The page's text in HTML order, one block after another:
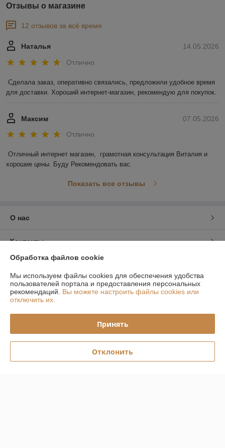
Отзывы о магазине
12 отзывов за всё время
14.05.2026
Наталья
Отлично
Сделала заказ, оперативно связались, предложили удобное время
для доставки. Хороший интернет-магазин, рекомендую для покупок.
07.05.2026
Максим
Отлично
Отличный интернет магазин,  грамотная консультация Виталия и
хорошие цены. Буду Рекомендовать вас.
Показать все отзывы
О нас
Контакты
График работы
Полная версия сайта
Политика обработки cookies
Сайт создан на платформе Deal.by
Обработка файлов cookie
Мы используем файлы cookies для обеспечения удобства
пользователей портала и предоставления персональных
рекомендаций. Вы можете настроить файлы cookies или
отключить их.
Принять
Отклонить